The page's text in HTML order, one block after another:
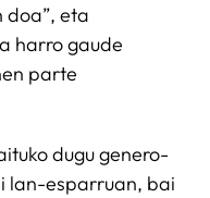
doa”, eta
harro gaude
parte
dugu genero-
lan-esparruan, bai